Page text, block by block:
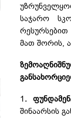
საჯარო
რესურსებით
მათ შორის,
1.
შინაარსის